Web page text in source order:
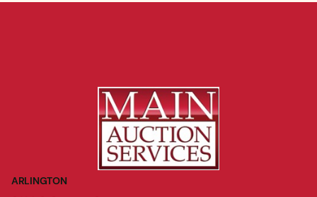
ARLINGTON